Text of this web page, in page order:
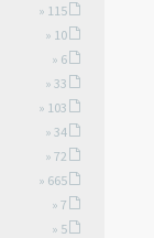
» 115
» 10
» 6
» 33
» 103
» 34
» 72
» 665
» 7
» 5